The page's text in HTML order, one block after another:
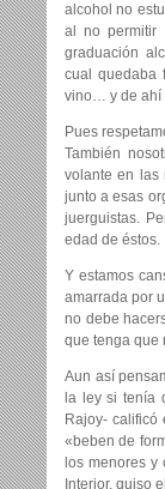
alcohol no
al no permitir
graduación
cual quedaba
vino… y de ahí
Pues
También
volante en las
junto a esas
juerguistas.
edad de éstos.
Y estamos
amarrada por
no debe
que tenga que
Aun así
la ley si tenía
Rajoy- calificó
«beben de
los menores
Interior, quiso